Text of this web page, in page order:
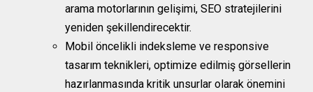
arama motorlarının gelişimi, SEO stratejilerini
yeniden şekillendirecektir.
Mobil öncelikli indeksleme ve responsive
tasarım teknikleri, optimize edilmiş görsellerin
hazırlanmasında kritik unsurlar olarak önemini